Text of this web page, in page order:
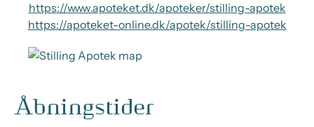
https://www.apoteket.dk/apoteker/stilling-apotek
https://apoteket-online.dk/apotek/stilling-apotek
Åbningstider